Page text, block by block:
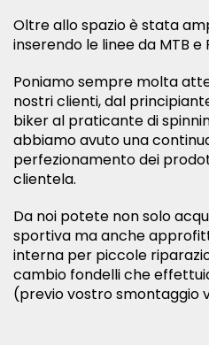
Oltre allo spazio è stata
inserendo le linee da MTB e
Poniamo sempre molta
nostri clienti, dal
biker al praticante di
abbiamo avuto una
perfezionamento dei
clientela.
Da noi potete non solo
sportiva ma anche
interna per piccole
cambio fondelli che
(previo vostro smontaggio